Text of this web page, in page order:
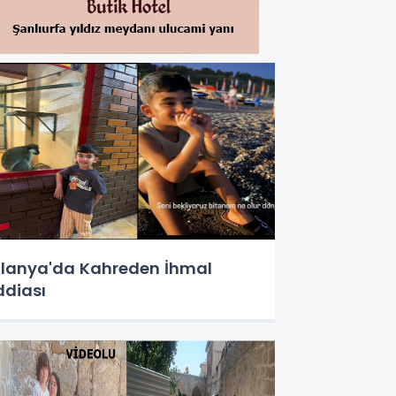
Kahreden İhmal